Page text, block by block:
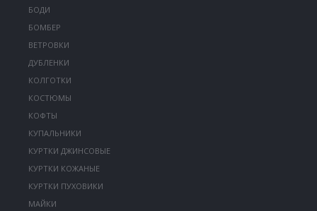
БОДИ
БОМБЕР
ВЕТРОВКИ
ДУБЛЕНКИ
КОЛГОТКИ
КОСТЮМЫ
КОФТЫ
КУПАЛЬНИКИ
КУРТКИ ДЖИНСОВЫЕ
КУРТКИ КОЖАНЫЕ
КУРТКИ ПУХОВИКИ
МАЙКИ